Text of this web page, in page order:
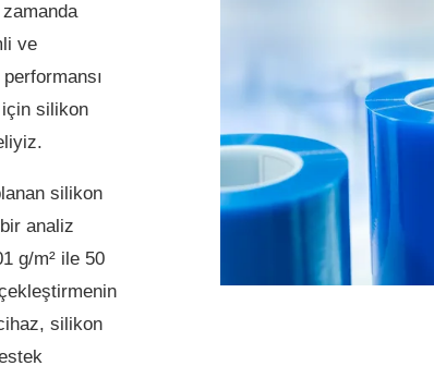
ve
silikon
silikon
analiz
g/m² ile 50
silikon